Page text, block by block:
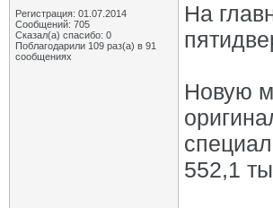
Регистрация: 01.07.2014
Сообщений: 705
Сказал(а) спасибо: 0
Поблагодарили 109 раз(а) в 91
сообщениях
На
Новую
552,1